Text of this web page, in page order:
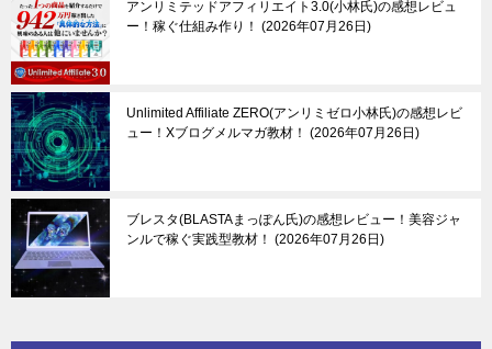
アンリミテッドアフィリエイト3.0(小林氏)の感想レビュ
ー！稼ぐ仕組み作り！
2026年07月26日
Unlimited Affiliate ZERO(アンリミゼロ小林氏)の感想レビ
ュー！Xブログメルマガ教材！
2026年07月26日
ブレスタ(BLASTAまっぽん氏)の感想レビュー！美容ジャ
ンルで稼ぐ実践型教材！
2026年07月26日